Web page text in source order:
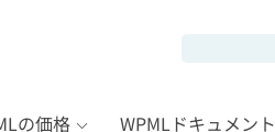
の価格 WPMLドキュメント